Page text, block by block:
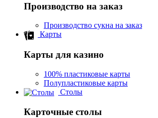
Производство на заказ
Производство сукна на заказ
Карты
Карты для казино
100% пластиковые карты
Полупластиковые карты
Столы
Карточные столы